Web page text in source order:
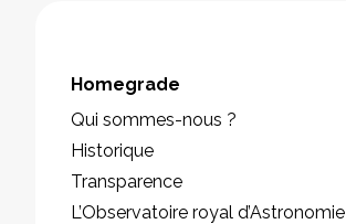
Homegrade
Qui sommes-nous ?
Historique
Transparence
L’Observatoire royal d’Astronomie